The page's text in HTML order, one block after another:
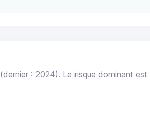
(dernier : 2024). Le risque dominant est